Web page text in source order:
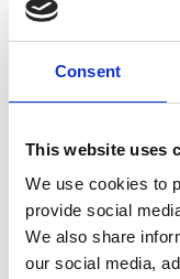
Consent
This website uses
We use cookies to
provide social
We also share
our social media,
MAX
149